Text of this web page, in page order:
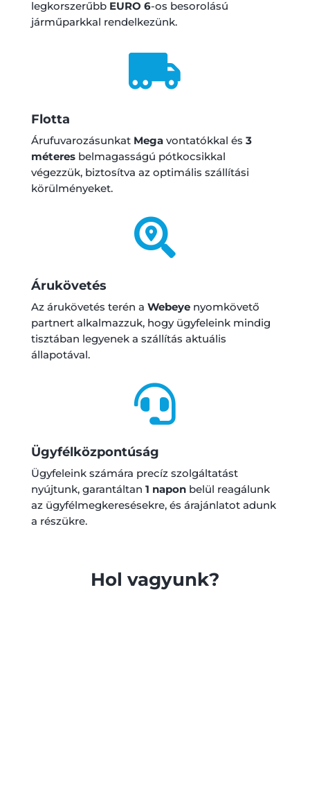
legkorszerűbb EURO 6-os besorolású
járműparkkal rendelkezünk.

Flotta
Árufuvarozásunkat Megavontatókkal és 3
méteresbelmagasságú pótkocsikkal
végezzük, biztosítva az optimális szállítási
körülményeket.

Árukövetés
Az árukövetés terén a Webeyenyomkövető
partnert alkalmazzuk, hogy ügyfeleink mindig
tisztában legyenek a szállítás aktuális
állapotával.

Ügyfélközpontúság
Ügyfeleink számára precíz szolgáltatást
nyújtunk, garantáltan 1 naponbelül reagálunk
az ügyfélmegkeresésekre, és árajánlatot adunk
a részükre.
Hol vagyunk?